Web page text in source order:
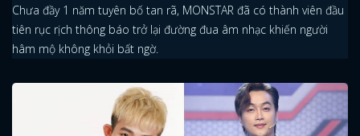
Chưa đầy 1 năm tuyên bố tan rã, MONSTAR đã có thành viên đầu
tiên rục rịch thông báo trở lại đường đua âm nhạc khiến người
hâm mộ không khỏi bất ngờ.